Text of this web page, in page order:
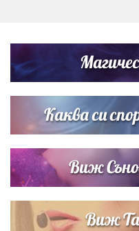
Братя Аргирови я
Каква си
Виж
Виж